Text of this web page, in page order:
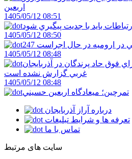
اربعین
1405/05/12 08:51
بايد با جديت پيگيري شود
1405/05/12 08:50
در اروميه در حال اجراست
1405/05/12 08:48
فوق حاد پرندگان در آذربايجان
غربي گزارش نشده است
1405/05/12 08:48
تمرچين؛ ميعادگاه اربعين حسيني
درباره آراز آذربایجان
تعرفه ها و شرایط تبلیغات
تماس با ما
سایت های مرتبط